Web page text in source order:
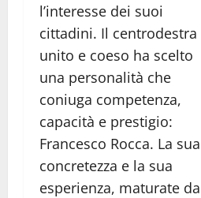
l’interesse dei suoi
cittadini. Il centrodestra
unito e coeso ha scelto
una personalità che
coniuga competenza,
capacità e prestigio:
Francesco Rocca. La sua
concretezza e la sua
esperienza, maturate da